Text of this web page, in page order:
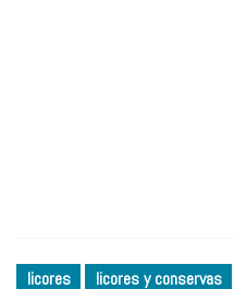
licores licores y conservas